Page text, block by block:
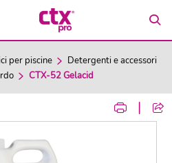
per piscine
Detergenti e accessori
CTX-52 Gelacid
|